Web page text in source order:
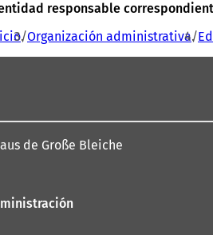
responsable
Organización administrativa
de Große Bleiche